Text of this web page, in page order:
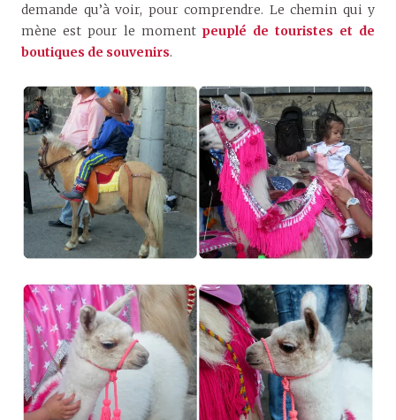
demande qu’à voir, pour comprendre. Le chemin qui y
mène est pour le moment peuplé de touristes et de
boutiques de souvenirs.